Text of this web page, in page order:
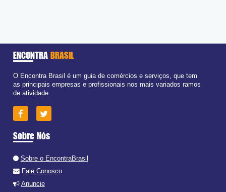
ENCONTRA BRASIL
O Encontra Brasil é um guia de comércios e serviços, que tem
as principais empresas e profissionais nos mais variados ramos
de atividade.
Sobre Nós
Sobre o EncontraBrasil
Fale Conosco
Anuncie